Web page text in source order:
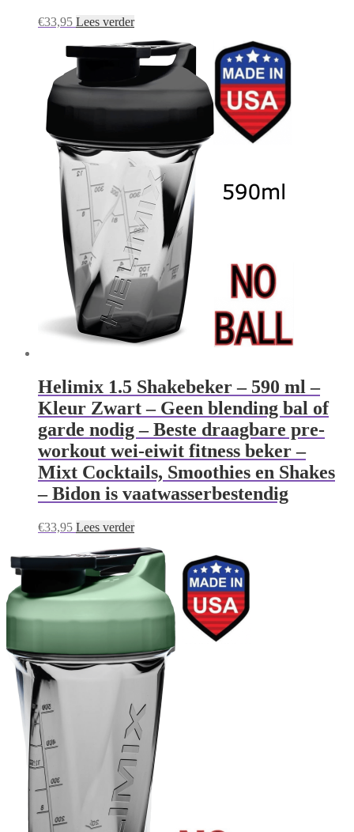
€33,95 Lees verder
Helimix 1.5 Shakebeker – 590 ml –
Kleur Zwart – Geen blending bal of
garde nodig – Beste draagbare pre-
workout wei-eiwit fitness beker –
Mixt Cocktails, Smoothies en Shakes
– Bidon is vaatwasserbestendig
€33,95 Lees verder